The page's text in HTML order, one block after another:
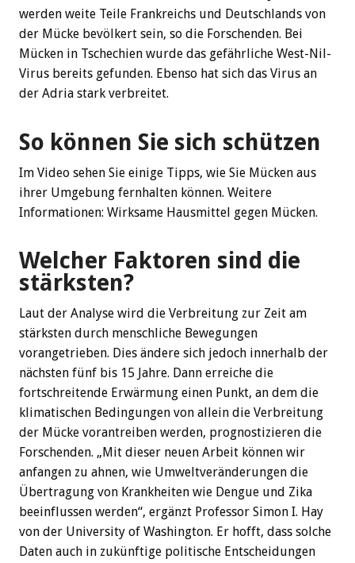
werden weite Teile Frankreichs und Deutschlands von
der Mücke bevölkert sein, so die Forschenden. Bei
Mücken in Tschechien wurde das gefährliche West-Nil-
Virus bereits gefunden. Ebenso hat sich das Virus an
der Adria stark verbreitet.
So können Sie sich schützen
Im Video sehen Sie einige Tipps, wie Sie Mücken aus
ihrer Umgebung fernhalten können. Weitere
Informationen: Wirksame Hausmittel gegen Mücken.
Welcher Faktoren sind die
stärksten?
Laut der Analyse wird die Verbreitung zur Zeit am
stärksten durch menschliche Bewegungen
vorangetrieben. Dies ändere sich jedoch innerhalb der
nächsten fünf bis 15 Jahre. Dann erreiche die
fortschreitende Erwärmung einen Punkt, an dem die
klimatischen Bedingungen von allein die Verbreitung
der Mücke vorantreiben werden, prognostizieren die
Forschenden. „Mit dieser neuen Arbeit können wir
anfangen zu ahnen, wie Umweltveränderungen die
Übertragung von Krankheiten wie Dengue und Zika
beeinflussen werden“, ergänzt Professor Simon I. Hay
von der University of Washington. Er hofft, dass solche
Daten auch in zukünftige politische Entscheidungen